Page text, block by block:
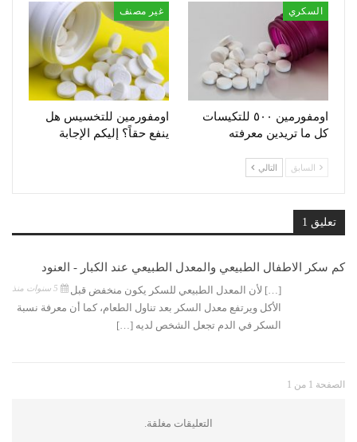
السكري
اومفورمين ٥٠٠ للتكيسات
كل ما تريدين معرفته
غير مصنف
اومفورمين للتخسيس هل
ينفع حقاً؟ إليكم الإجابة
السابق التالي
تعليق 1
كم سكر الاطفال الطبيعي والمعدل الطبيعي عند الكبار - العنود
[…] لأن المعدل الطبيعي للسكر يكون منخفض قبل
الأكل ويرتفع معدل السكر بعد تناول الطعام، كما أن معرفة نسبة
السكر في الدم تجعل الشخص لديه […]
الصفحة 1 من 1
التعليقات مغلقة.